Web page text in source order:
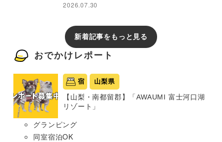
2026.07.30
新着記事をもっと見る
おでかけレポート
宿 山梨県
【山梨・南都留郡】「AWAUMI 富士河口湖
リゾート」
グランピング
同室宿泊OK